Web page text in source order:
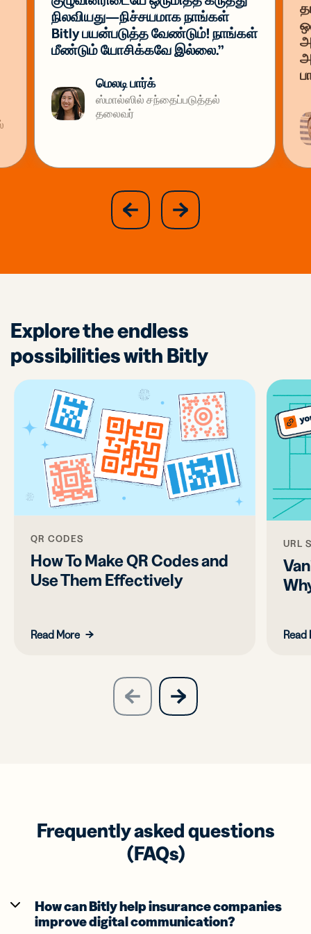
நிலவியது—நிச்சயமாக நாங்கள்
Bitly பயன்படுத்த வேண்டும்! நாங்கள்
மீண்டும் யோசிக்கவே இல்லை.”
மெலடி பார்க்
ஸ்மால்ஸில் சந்தைப்படுத்தல்
தலைவர்
previous
slide
next
slide
Explore the endless
possibilities with Bitly
QR CODES
How To Make QR Codes and
Use Them Effectively
Read More
URL
Read
previous
slide
next
slide
Frequently asked questions
(FAQs)
How can Bitly help insurance companies
improve digital communication?